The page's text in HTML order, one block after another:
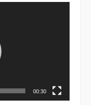
00:30